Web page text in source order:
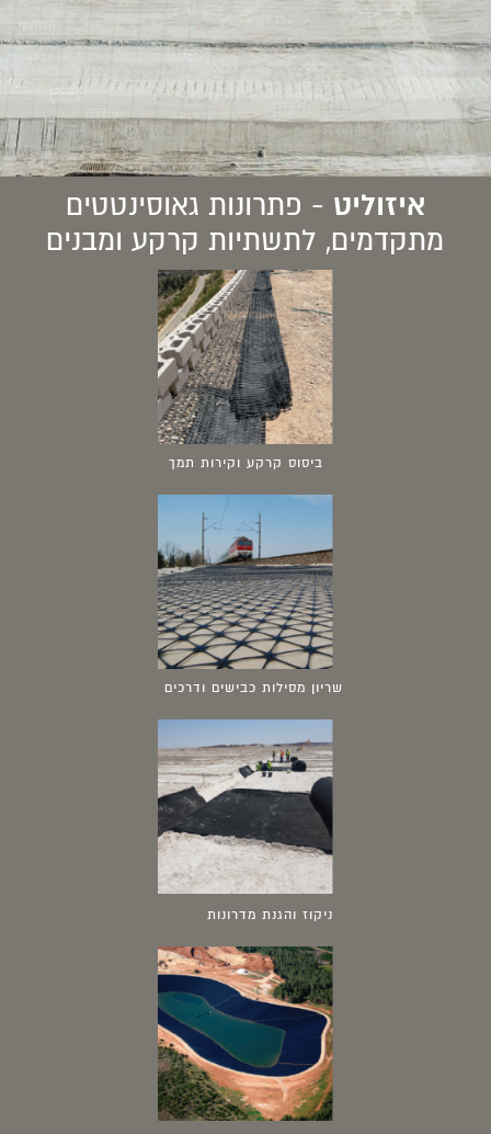
שריון מסילות כבישים ודרכים
ניקוז והגנת מדרונות
ביסוס קרקע וקירות תמך
איזוליט - פתרונות גאוסינטטים
מתקדמים, לתשתיות קרקע ומבנים